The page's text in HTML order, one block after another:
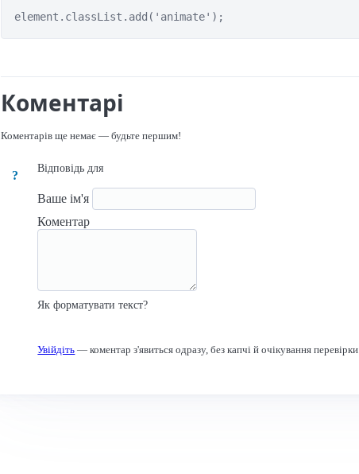
element.classList.add('animate');
Коментарі
Коментарів ще немає — будьте першим!
?
Відповідь для
Ваше ім'я
Коментар
Як форматувати текст?
Увійдіть — коментар з'явиться одразу, без капчі й очікування перевірки.